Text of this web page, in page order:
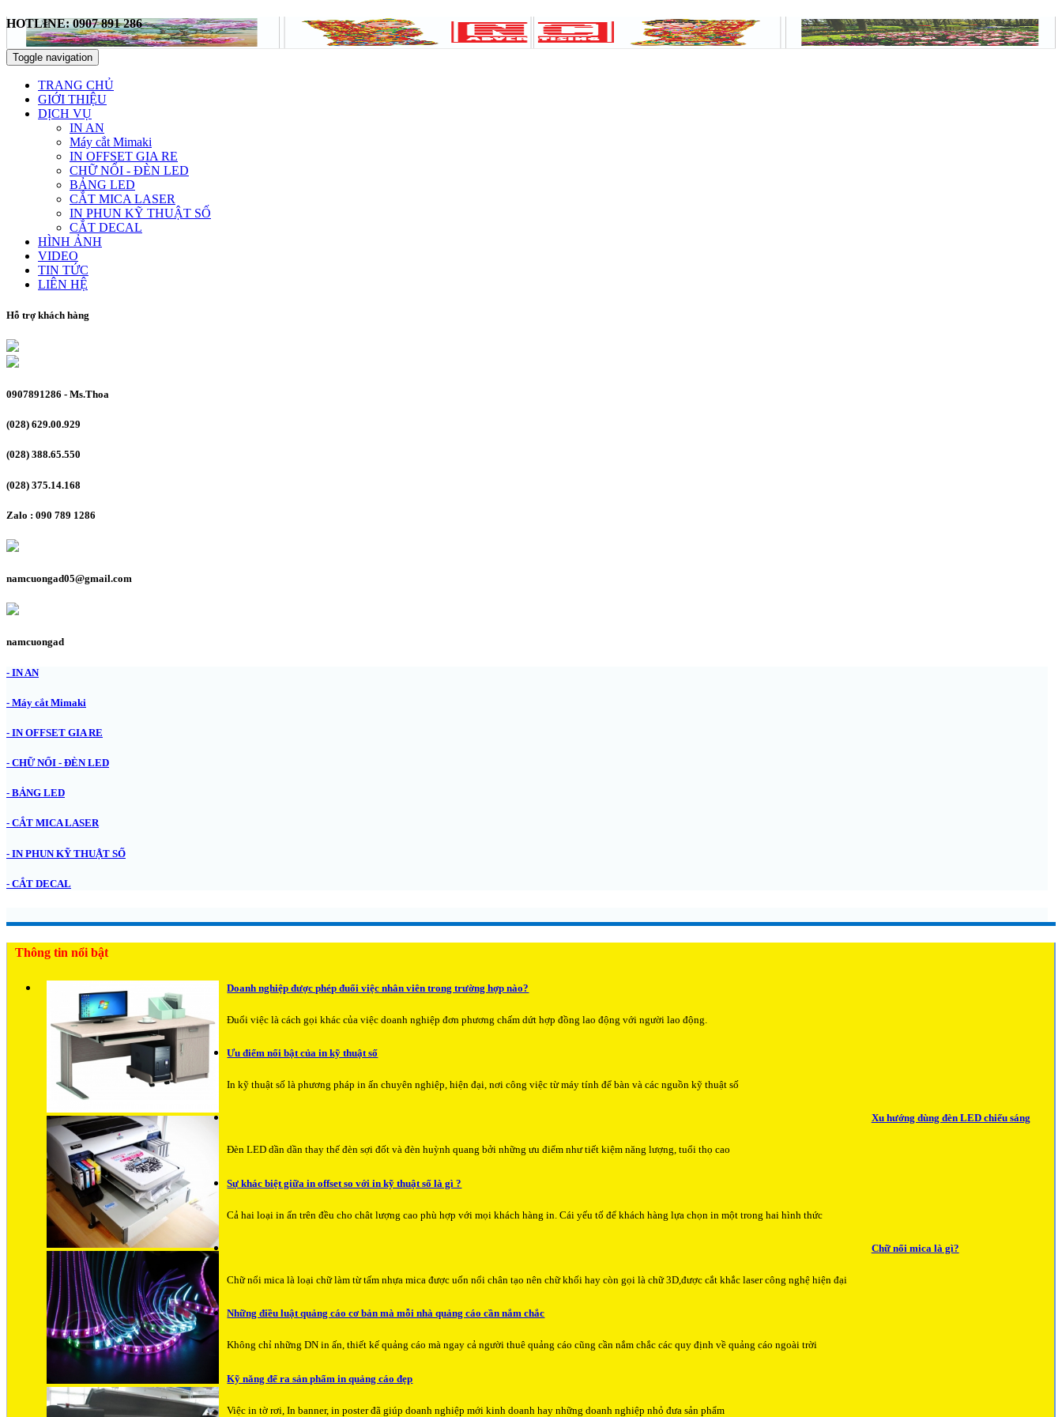
HOTLINE: 0907 891 286
Toggle navigation
TRANG CHỦ
GIỚI THIỆU
DỊCH VỤ
IN AN
Máy cắt Mimaki
IN OFFSET GIA RE
CHỮ NỔI - ĐÈN LED
BẢNG LED
CẮT MICA LASER
IN PHUN KỸ THUẬT SỐ
CẮT DECAL
HÌNH ẢNH
VIDEO
TIN TỨC
LIÊN HỆ
Hỗ trợ khách hàng
0907891286 - Ms.Thoa
(028) 629.00.929
(028) 388.65.550
(028) 375.14.168
Zalo : 090 789 1286
namcuongad05@gmail.com
namcuongad
- IN AN
- Máy cắt Mimaki
- IN OFFSET GIA RE
- CHỮ NỔI - ĐÈN LED
- BẢNG LED
- CẮT MICA LASER
- IN PHUN KỸ THUẬT SỐ
- CẮT DECAL
Thông tin nổi bật
Doanh nghiệp được phép đuổi việc nhân viên trong trường hợp nào?
Đuổi việc là cách gọi khác của việc doanh nghiệp đơn phương chấm dứt hợp đồng lao động với người lao động.
Ưu điểm nổi bật của in kỹ thuật số
In kỹ thuật số là phương pháp in ấn chuyên nghiệp, hiện đại, nơi công việc từ máy tính để bàn và các nguồn kỹ thuật số
Xu hướng dùng đèn LED chiếu sáng
Đèn LED dần dần thay thế đèn sợi đốt và đèn huỳnh quang bởi những ưu điểm như tiết kiệm năng lượng, tuổi thọ cao
Sự khác biệt giữa in offset so với in kỹ thuật số là gì ?
Cả hai loại in ấn trên đều cho chât lượng cao phù hợp với mọi khách hàng in. Cái yếu tố để khách hàng lựa chọn in một trong hai hình thức
Chữ nổi mica là gì?
Chữ nổi mica là loại chữ làm từ tấm nhựa mica được uốn nổi chân tạo nên chữ khối hay còn gọi là chữ 3D,được cắt khắc laser công nghệ hiện đại
Những điều luật quảng cáo cơ bản mà mỗi nhà quảng cáo cần nắm chắc
Không chỉ những DN in ấn, thiết kế quảng cáo mà ngay cả người thuê quảng cáo cũng cần nắm chắc các quy định về quảng cáo ngoài trời
Kỹ năng để ra sản phẩm in quảng cáo đẹp
Việc in tờ rơi, In banner, in poster đã giúp doanh nghiệp mới kinh doanh hay những doanh nghiệp nhỏ đưa sản phẩm